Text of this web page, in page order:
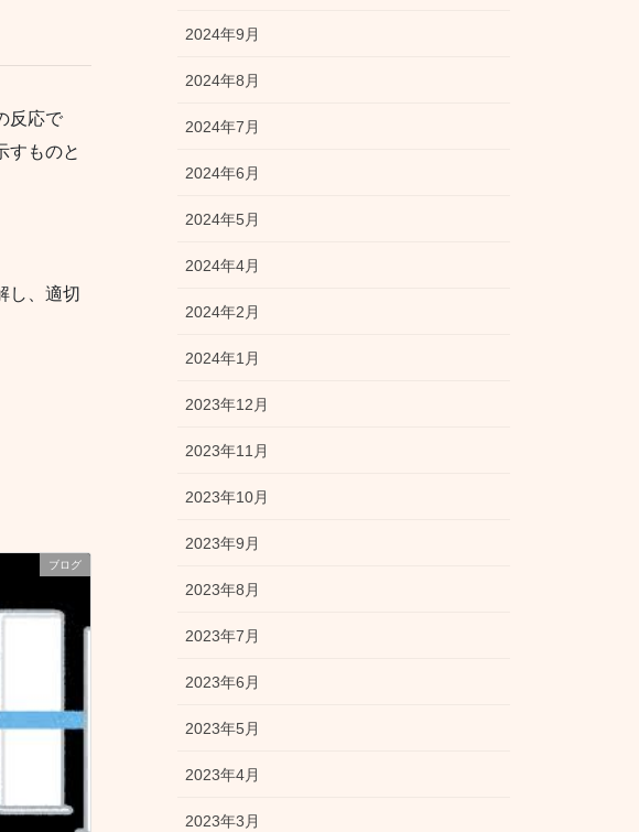
反応で
すものと
し、適切
ブログ
2024年9月
2024年8月
2024年7月
2024年6月
2024年5月
2024年4月
2024年2月
2024年1月
2023年12月
2023年11月
2023年10月
2023年9月
2023年8月
2023年7月
2023年6月
2023年5月
2023年4月
2023年3月